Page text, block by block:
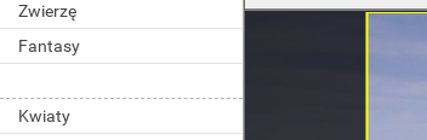
Zwierzę
Fantasy
Kwiaty